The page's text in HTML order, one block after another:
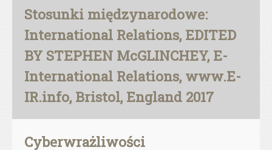
Stosunki międzynarodowe:
International Relations, EDITED
BY STEPHEN McGLINCHEY, E-
International Relations, www.E-
IR.info, Bristol, England 2017
Cyberwrażliwości